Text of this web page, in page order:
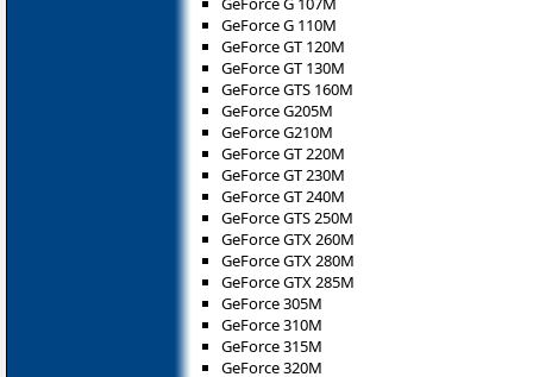
GeForce G 110M
GeForce GT 120M
GeForce GT 130M
GeForce GTS 160M
GeForce G205M
GeForce G210M
GeForce GT 220M
GeForce GT 230M
GeForce GT 240M
GeForce GTS 250M
GeForce GTX 260M
GeForce GTX 280M
GeForce GTX 285M
GeForce 305M
GeForce 310M
GeForce 315M
GeForce 320M